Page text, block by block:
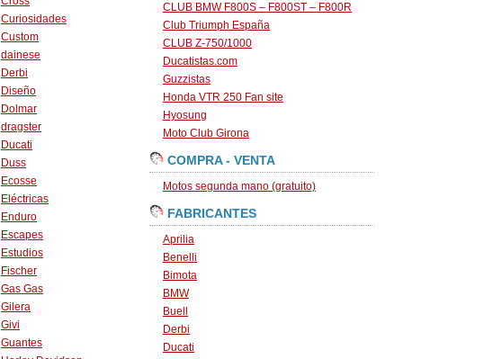
Curiosidades
Custom
dainese
Derbi
Diseño
Dolmar
dragster
Ducati
Duss
Ecosse
Eléctricas
Enduro
Escapes
Estudios
Fischer
Gas Gas
Gilera
Givi
Guantes
CLUB BMW F800S – F800ST – F800R
Club Triumph España
CLUB Z-750/1000
Ducatistas.com
Guzzistas
Honda VTR 250 Fan site
Hyosung
Moto Club Girona
COMPRA - VENTA
Motos segunda mano (gratuito)
FABRICANTES
Aprilia
Benelli
Bimota
BMW
Buell
Derbi
Ducati